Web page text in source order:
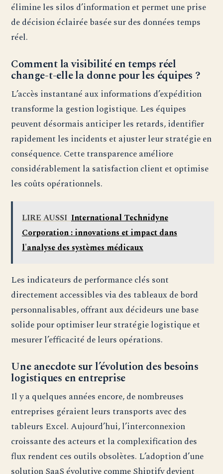
élimine les silos d’information et permet une prise
de décision éclairée basée sur des données temps
réel.
Comment la visibilité en temps réel
change-t-elle la donne pour les équipes ?
L’accès instantané aux informations d’expédition
transforme la gestion logistique. Les équipes
peuvent désormais anticiper les retards, identifier
rapidement les incidents et ajuster leur stratégie en
conséquence. Cette transparence améliore
considérablement la satisfaction client et optimise
les coûts opérationnels.
LIRE AUSSI International Technidyne
Corporation : innovations et impact dans
l'analyse des systèmes médicaux
Les indicateurs de performance clés sont
directement accessibles via des tableaux de bord
personnalisables, offrant aux décideurs une base
solide pour optimiser leur stratégie logistique et
mesurer l’efficacité de leurs opérations.
Une anecdote sur l’évolution des besoins
logistiques en entreprise
Il y a quelques années encore, de nombreuses
entreprises géraient leurs transports avec des
tableurs Excel. Aujourd’hui, l’interconnexion
croissante des acteurs et la complexification des
flux rendent ces outils obsolètes. L’adoption d’une
solution SaaS évolutive comme Shiptify devient